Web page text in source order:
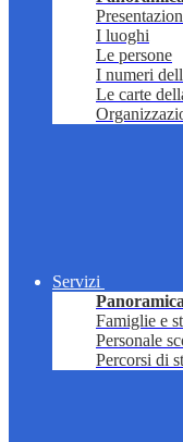
I luoghi
Le persone
I numeri
Le carte
Servizi
Panoramica
Famiglie e
Personale
Percorsi di